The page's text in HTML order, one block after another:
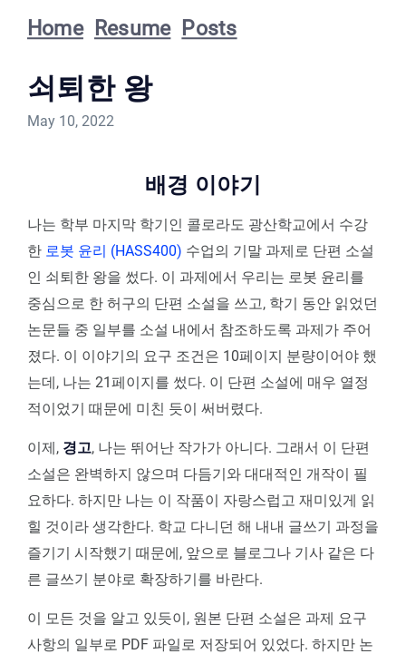
Home Resume Posts
쇠퇴한 왕
May 10, 2022
배경 이야기
나는 학부 마지막 학기인 콜로라도 광산학교에서 수강
한 로봇 윤리 (HASS400) 수업의 기말 과제로 단편 소설
인 쇠퇴한 왕을 썼다. 이 과제에서 우리는 로봇 윤리를
중심으로 한 허구의 단편 소설을 쓰고, 학기 동안 읽었던
논문들 중 일부를 소설 내에서 참조하도록 과제가 주어
졌다. 이 이야기의 요구 조건은 10페이지 분량이어야 했
는데, 나는 21페이지를 썼다. 이 단편 소설에 매우 열정
적이었기 때문에 미친 듯이 써버렸다.
이제, 경고, 나는 뛰어난 작가가 아니다. 그래서 이 단편
소설은 완벽하지 않으며 다듬기와 대대적인 개작이 필
요하다. 하지만 나는 이 작품이 자랑스럽고 재미있게 읽
힐 것이라 생각한다. 학교 다니던 해 내내 글쓰기 과정을
즐기기 시작했기 때문에, 앞으로 블로그나 기사 같은 다
른 글쓰기 분야로 확장하기를 바란다.
이 모든 것을 알고 있듯이, 원본 단편 소설은 과제 요구
사항의 일부로 PDF 파일로 저장되어 있었다. 하지만 논